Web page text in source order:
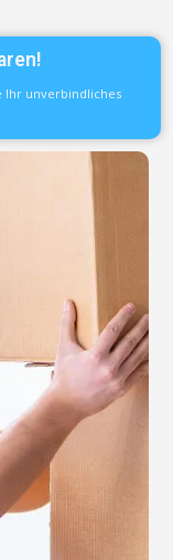
Ihr unverbindliches